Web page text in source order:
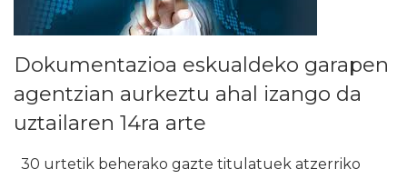
Dokumentazioa eskualdeko garapen
agentzian aurkeztu ahal izango da
uztailaren 14ra arte
30 urtetik beherako gazte titulatuek atzerriko